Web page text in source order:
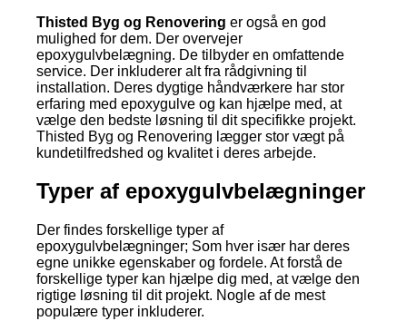
Thisted Byg og Renovering er også en god
mulighed for dem. Der overvejer
epoxygulvbelægning. De tilbyder en omfattende
service. Der inkluderer alt fra rådgivning til
installation. Deres dygtige håndværkere har stor
erfaring med epoxygulve og kan hjælpe med, at
vælge den bedste løsning til dit specifikke projekt.
Thisted Byg og Renovering lægger stor vægt på
kundetilfredshed og kvalitet i deres arbejde.
Typer af epoxygulvbelægninger
Der findes forskellige typer af
epoxygulvbelægninger; Som hver især har deres
egne unikke egenskaber og fordele. At forstå de
forskellige typer kan hjælpe dig med, at vælge den
rigtige løsning til dit projekt. Nogle af de mest
populære typer inkluderer.